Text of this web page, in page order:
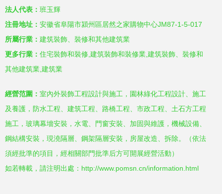
法人代表： 班玉輝
注冊地址： 安徽省阜陽市潁州區居然之家購物中心JM87-1-5-017
所屬行業： 建筑裝飾、裝修和其他建筑業
更多行業： 住宅裝飾和裝修,建筑裝飾和裝修業,建筑裝飾、裝修和
其他建筑業,建筑業
經營范圍： 室內外裝飾工程設計與施工，園林綠化工程設計、施工
及養護，防水工程、建筑工程、路橋工程、市政工程、土石方工程
施工，玻璃幕墻安裝，水電、門窗安裝、加固與維護，機械設備、
鋼結構安裝，現澆隔層、鋼架隔層安裝，房屋改造、拆除。（依法
須經批準的項目，經相關部門批準后方可開展經營活動）
如若轉載，請注明出處：http://www.pomsn.cn/information.html